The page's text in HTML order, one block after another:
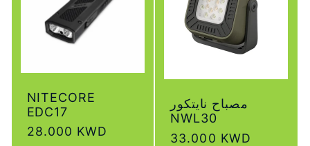
NITECORE
EDC17
سعر
28.000 KWD
مصباح نايتكور
NWL30
سعر
33.000 KWD